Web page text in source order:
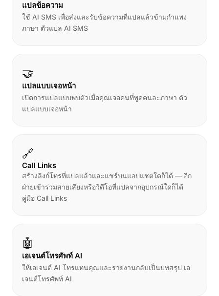
แปลข้อความ
ใช้ AI SMS เพื่อส่งและรับข้อความที่แปลแล้วข้ามกำแพง
ภาษา ตัวแปล AI SMS
🤝
แปลแบบเจอหน้า
เปิดการแปลแบบพบตัวเมื่อคุณเจอคนที่พูดคนละภาษา ตัว
แปลแบบเจอหน้า
🔗
Call Links
สร้างลิงก์โทรที่แปลแล้วและแชร์บนแอปแชตใดก็ได้ — อีก
ฝ่ายเข้าร่วมสายเสียงหรือวิดีโอที่แปลจากอุปกรณ์ใดก็ได้
คู่มือ Call Links
🤖
เอเจนต์โทรศัพท์ AI
ให้เอเจนต์ AI โทรแทนคุณและรายงานกลับเป็นบทสรุป เอ
เจนต์โทรศัพท์ AI